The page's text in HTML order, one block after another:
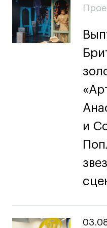
Fashion Summer
Проект с Microsoft
Подобрать
Получить сертификат
дверей
дверей
и